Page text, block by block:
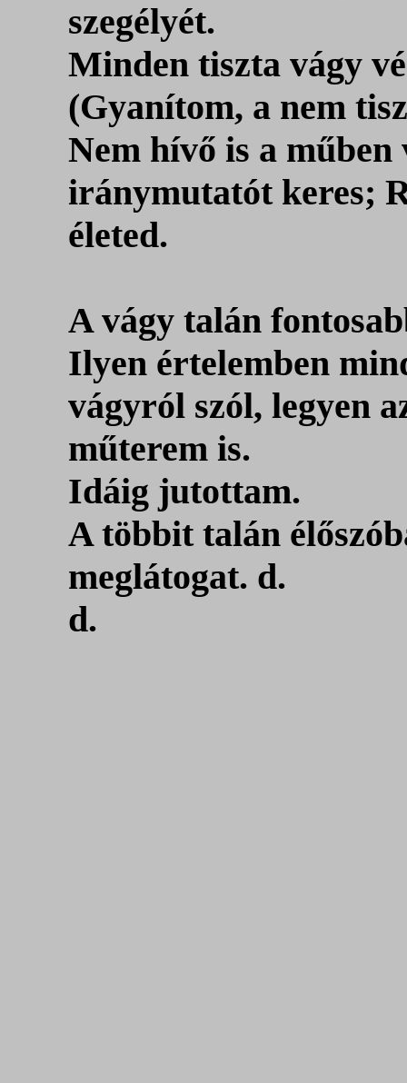
szegélyét.
Minden tiszta vágy
(Gyanítom, a nem
Nem hívő is a
iránymutatót keres;
életed.
A vágy talán
Ilyen értelemben
vágyról szól, legyen
műterem is.
Idáig jutottam.
A többit talán
meglátogat. d.
d.